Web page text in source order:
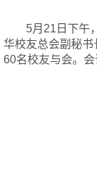
5月21日下午
华校友总会副秘
60名校友与会。会